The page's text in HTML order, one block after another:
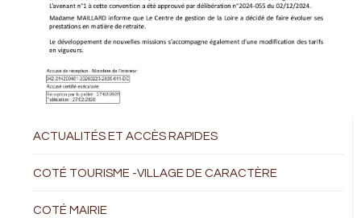
ACTUALITÉS ET ACCÈS RAPIDES
COTÉ TOURISME -VILLAGE DE CARACTÈRE
COTÉ MAIRIE